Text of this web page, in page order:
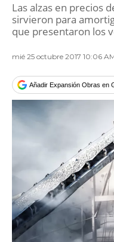
Las alzas en precios
sirvieron para
que presentaron los
mié 25 octubre 2017 10:06
Añadir Expansión Obras en